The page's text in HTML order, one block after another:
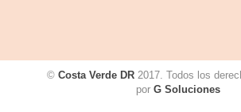
© Costa Verde DR2017. Todos los
por G Soluciones